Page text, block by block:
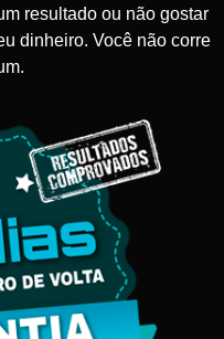
resultado ou não gostar
dinheiro. Você não corre